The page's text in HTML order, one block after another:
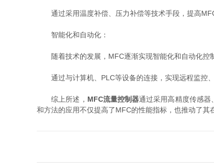
通过采用温度补偿、压力补偿等技术手段，提高
智能化和自动化：
随着技术的发展，MFC逐渐实现智能化和自动化控
通过与计算机、PLC等设备的连接，实现远程监控、
综上所述， MFC流量控制器通过采用高精度传感器
和方法的应用不仅提高了MFC的性能指标，也推动了其